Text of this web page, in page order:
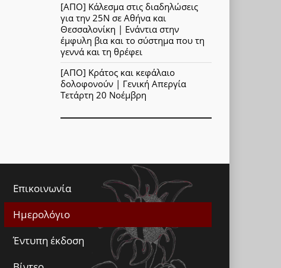
[ΑΠΟ] Κάλεσμα στις διαδηλώσεις
για την 25Ν σε Αθήνα και
Θεσσαλονίκη | Ενάντια στην
έμφυλη βια και το σύστημα που τη
γεννά και τη θρέφει
[ΑΠΟ] Κράτος και κεφάλαιο
δολοφονούν | Γενική Απεργία
Τετάρτη 20 Νοέμβρη
Επικοινωνία
Ημερολόγιο
Έντυπη έκδοση